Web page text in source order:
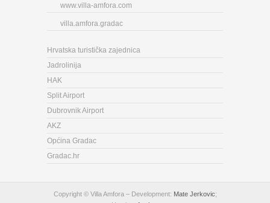
www.villa-amfora.com
villa.amfora.gradac
Hrvatska turistička zajednica
Jadrolinija
HAK
Split Airport
Dubrovnik Airport
AKZ
Općina Gradac
Gradac.hr
Copyright © Villa Amfora – Development: Mate Jerkovic;